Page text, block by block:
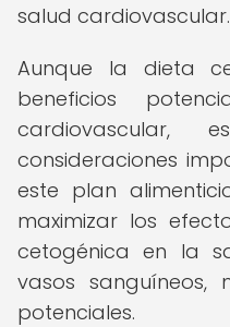
salud cardiovascular.
Aunque la dieta
beneficios
cardiovascular,
consideraciones
este plan
maximizar los
cetogénica en la
vasos sanguíneos,
potenciales.